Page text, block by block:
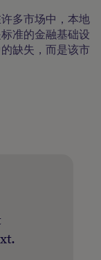
多市场中，本地
准的金融基础设
缺失，而是该市